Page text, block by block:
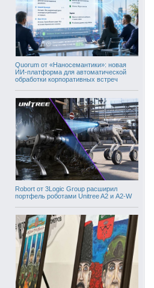
Quorum от «Наносемантики»: новая
ИИ-платформа для автоматической
обработки корпоративных встреч
Robort от 3Logic Group расширил
портфель роботами Unitree A2 и A2-W